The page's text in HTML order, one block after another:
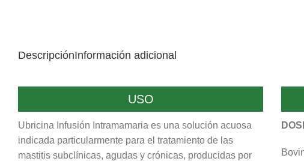
DescripciónInformación adicional
USO
Ubricina Infusión Intramamaria es una solución acuosa
indicada particularmente para el tratamiento de las
mastitis subclínicas, agudas y crónicas, producidas por